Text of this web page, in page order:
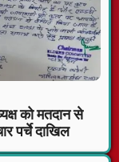
को मतदान से
पर्चे दाखिल